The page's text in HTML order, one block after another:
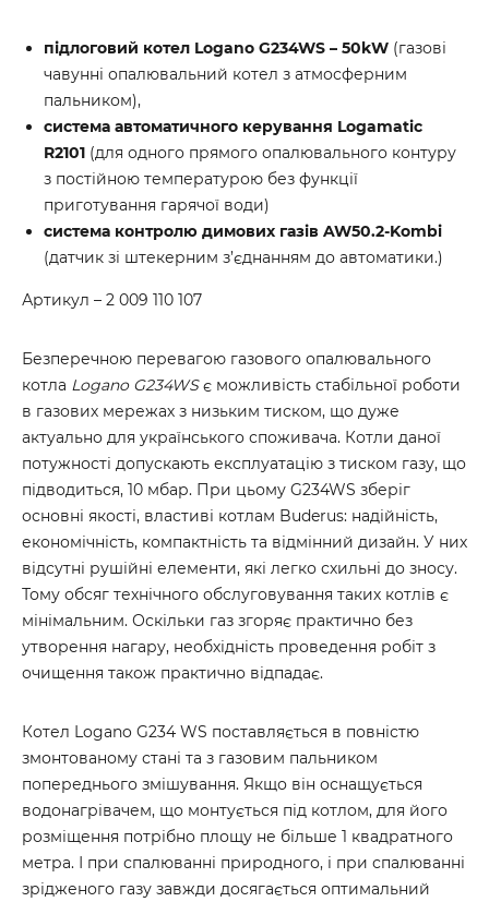
підлоговий котел Logano G234WS – 50kW (газові
чавунні опалювальний котел з атмосферним
пальником),
система автоматичного керування Logamatic
R2101 (для одного прямого опалювального контуру
з постійною температурою без функції
приготування гарячої води)
система контролю димових газів AW50.2-Kombi
(датчик зі штекерним з’єднанням до автоматики.)
Артикул – 2 009 110 107
Безперечною перевагою газового опалювального
котла Logano G234WSє можливість стабільної роботи
в газових мережах з низьким тиском, що дуже
актуально для українського споживача. Котли даної
потужності допускають експлуатацію з тиском газу, що
підводиться, 10 мбар. При цьому G234WS зберіг
основні якості, властиві котлам Buderus: надійність,
економічність, компактність та відмінний дизайн. У них
відсутні рушійні елементи, які легко схильні до зносу.
Тому обсяг технічного обслуговування таких котлів є
мінімальним. Оскільки газ згоряє практично без
утворення нагару, необхідність проведення робіт з
очищення також практично відпадає.
Котел Logano G234 WS поставляється в повністю
змонтованому стані та з газовим пальником
попереднього змішування. Якщо він оснащується
водонагрівачем, що монтується під котлом, для його
розміщення потрібно площу не більше 1 квадратного
метра. І при спалюванні природного, і при спалюванні
зрідженого газу завжди досягається оптимальний